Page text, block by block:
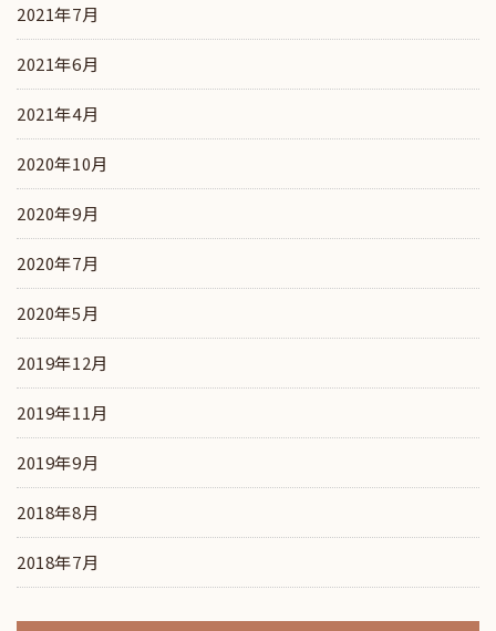
2021年7月
2021年6月
2021年4月
2020年10月
2020年9月
2020年7月
2020年5月
2019年12月
2019年11月
2019年9月
2018年8月
2018年7月